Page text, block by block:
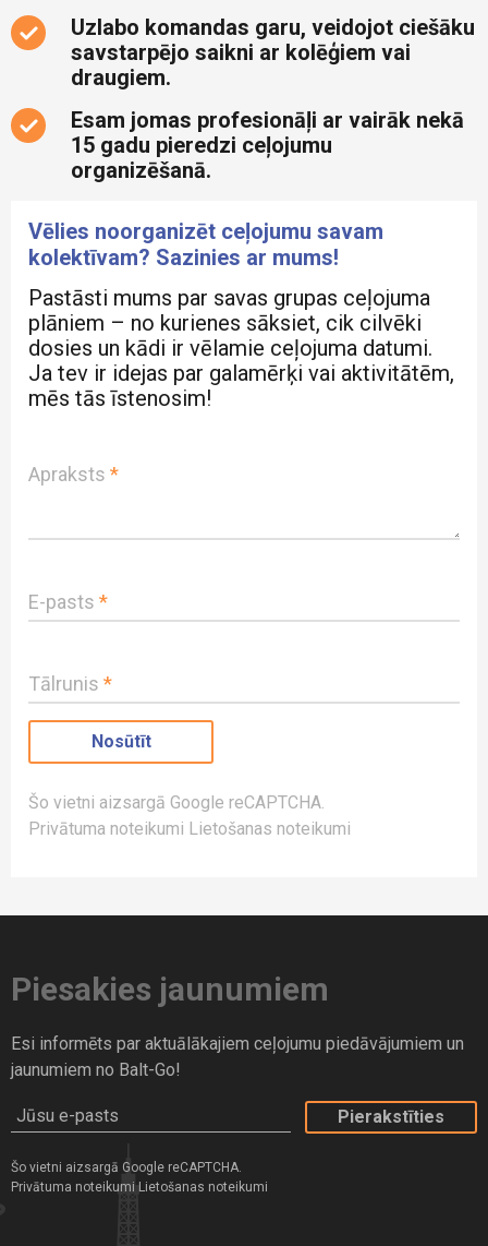
Uzlabo komandas garu, veidojot ciešāku
savstarpējo saikni ar kolēģiem vai
draugiem.
Esam jomas profesionāļi ar vairāk nekā
15 gadu pieredzi ceļojumu
organizēšanā.
Vēlies noorganizēt ceļojumu savam
kolektīvam? Sazinies ar mums!
Pastāsti mums par savas grupas ceļojuma
plāniem – no kurienes sāksiet, cik cilvēki
dosies un kādi ir vēlamie ceļojuma datumi.
Ja tev ir idejas par galamērķi vai aktivitātēm,
mēs tās īstenosim!
Apraksts *
E-pasts *
Tālrunis *
Šo vietni aizsargā Google reCAPTCHA.
Privātuma noteikumi Lietošanas noteikumi
Piesakies jaunumiem
Esi informēts par aktuālākajiem ceļojumu piedāvājumiem un
jaunumiem no Balt-Go!
Jūsu e-pasts
Šo vietni aizsargā Google reCAPTCHA.
Privātuma noteikumi Lietošanas noteikumi